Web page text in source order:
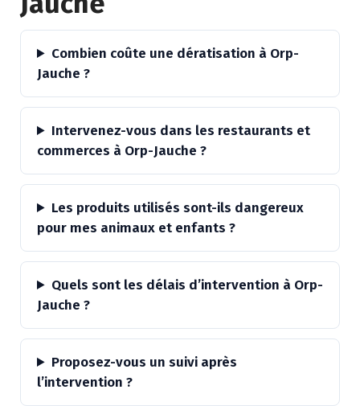
Combien coûte une dératisation à Orp-
Jauche ?
Intervenez-vous dans les restaurants et
commerces à Orp-Jauche ?
Les produits utilisés sont-ils dangereux
pour mes animaux et enfants ?
Quels sont les délais d’intervention à Orp-
Jauche ?
Proposez-vous un suivi après
l’intervention ?